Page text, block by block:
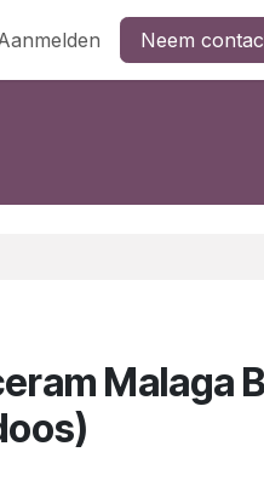
Neem
Malaga